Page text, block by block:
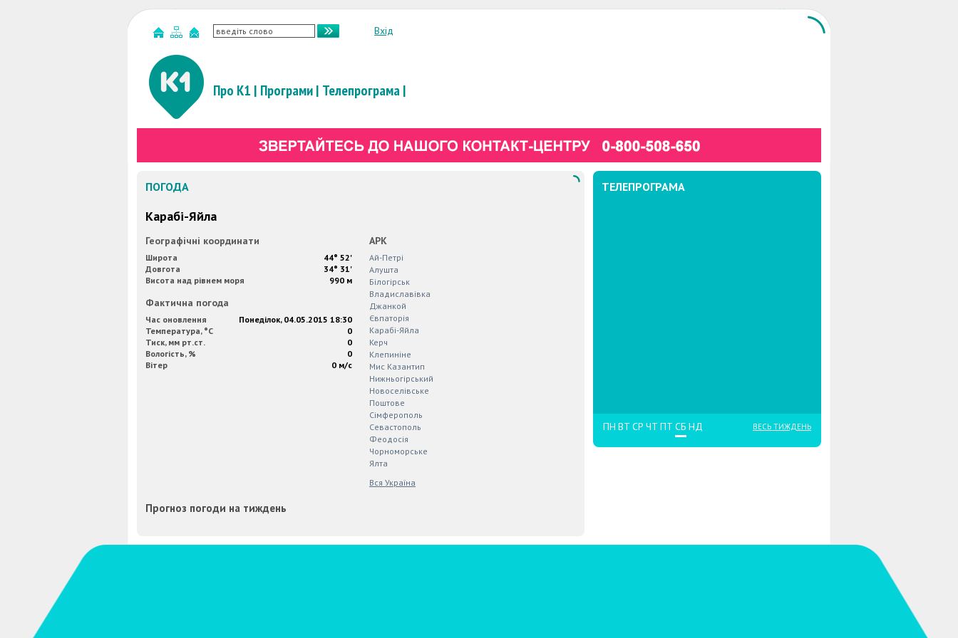
Вхід
Про К1 | Програми| Телепрограма|
ПОГОДА
Карабi-Яйла
Географічні координати
Широта
44° 52'
Довгота
34° 31'
Висота над рівнем моря
990 м
Фактична погода
Час оновлення
Понеділок, 04.05.2015 18:30
Температура, °C
0
Тиск, мм рт.ст.
0
Вологість, %
0
Вітер
0 м/с
АРК
Ай-Петрi
Алушта
Бiлогiрськ
Владиславiвка
Джанкой
Євпаторiя
Карабi-Яйла
Керч
Клепинiне
Мис Казантип
Нижньогiрський
Новоселiвське
Поштове
Сiмферополь
Севастополь
Феодосiя
Чорноморське
Ялта
Вся Україна
Прогноз погоди на тиждень
ТЕЛЕПРОГРАМА
ПН ВТ СР ЧТ ПТ СБ НД ВЕСЬ ТИЖДЕНЬ